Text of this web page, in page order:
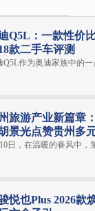
Q5L：一款性价
款二手车评测
Q5L作为奥迪家族中的
旅游产业新篇章
景光点赞贵州多
日，在温暖的春风中，
悦也Plus 2026款